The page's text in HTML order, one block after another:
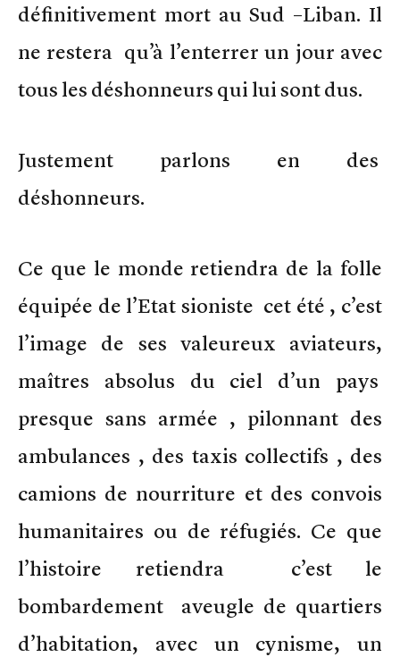
définitivement mort au Sud –Liban. Il
ne restera qu’à l’enterrer un jour avec
tous les déshonneurs qui lui sont dus.
Justement parlons en des
déshonneurs.
Ce que le monde retiendra de la folle
équipée de l’Etat sioniste cet été , c’est
l’image de ses valeureux aviateurs,
maîtres absolus du ciel d’un pays
presque sans armée , pilonnant des
ambulances , des taxis collectifs , des
camions de nourriture et des convois
humanitaires ou de réfugiés. Ce que
l’histoire retiendra c’est le
bombardement aveugle de quartiers
d’habitation, avec un cynisme, un